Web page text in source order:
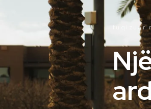
fuqizuar